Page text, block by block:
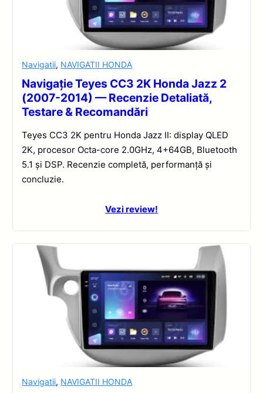
Navigatii, NAVIGATII HONDA
Navigație Teyes CC3 2K Honda Jazz 2
(2007-2014) — Recenzie Detaliată,
Testare & Recomandări
Teyes CC3 2K pentru Honda Jazz II: display QLED
2K, procesor Octa-core 2.0GHz, 4+64GB, Bluetooth
5.1 și DSP. Recenzie completă, performanță și
concluzie.
Vezi review!
Navigatii, NAVIGATII HONDA